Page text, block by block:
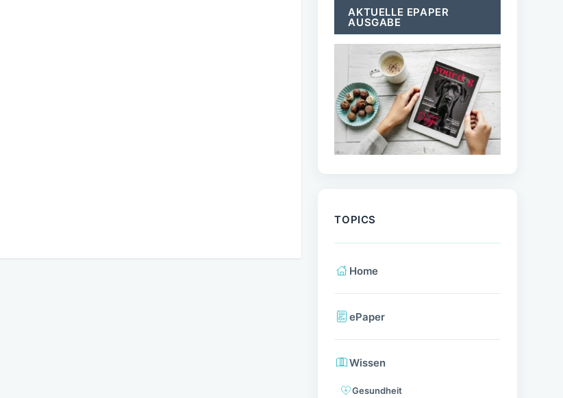
AKTUELLE EPAPER
AUSGABE
TOPICS
Home
ePaper
Wissen
Gesundheit